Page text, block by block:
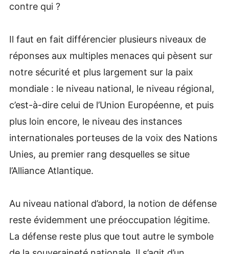
contre qui ?
Il faut en fait différencier plusieurs niveaux de
réponses aux multiples menaces qui pèsent sur
notre sécurité et plus largement sur la paix
mondiale : le niveau national, le niveau régional,
c’est-à-dire celui de l’Union Européenne, et puis
plus loin encore, le niveau des instances
internationales porteuses de la voix des Nations
Unies, au premier rang desquelles se situe
l’Alliance Atlantique.
Au niveau national d’abord, la notion de défense
reste évidemment une préoccupation légitime.
La défense reste plus que tout autre le symbole